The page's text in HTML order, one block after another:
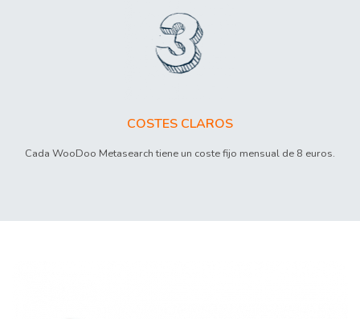
COSTES CLAROS
Cada WooDoo Metasearch tiene un coste fijo mensual de 8 euros.